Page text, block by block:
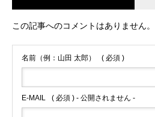
この記事へのコメントはありません。
名前（例：山田 太郎） ( 必須 )
E-MAIL ( 必須 ) - 公開されません -